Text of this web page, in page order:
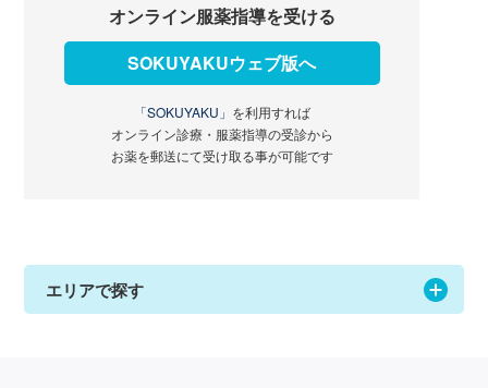
オンライン服薬指導を受ける
SOKUYAKUウェブ版へ
「SOKUYAKU」 を利用すれば
オンライン診療・服薬指導の受診から
お薬を郵送にて受け取る事が可能です
エリアで探す